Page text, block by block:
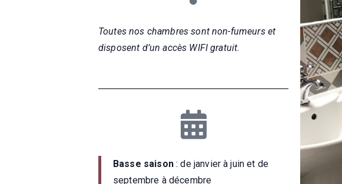
Toutes nos chambres sont non-fumeurs et
disposent d’un accès WIFI gratuit.
Basse saison: de janvier à juin et de
septembre à décembre